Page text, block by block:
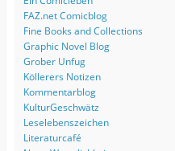
FAZ.net Comicblog
Fine Books and Collections
Graphic Novel Blog
Grober Unfug
Köllerers Notizen
Kommentarblog
KulturGeschwätz
Leselebenszeichen
Literaturcafé